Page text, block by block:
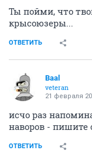
Ты пойми, что
крысоюзеры...
ОТВЕТИТЬ
Baal
veteran
21 февраля
исчо раз
наворов - пишите
ОТВЕТИТЬ